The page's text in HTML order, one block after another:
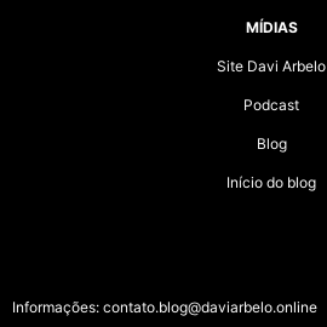
MÍDIAS
Site Davi Arbelo
Podcast
Blog
Início do blog
Informações: contato.blog@daviarbelo.online